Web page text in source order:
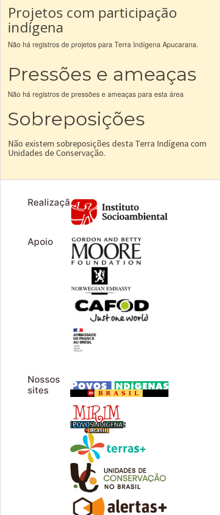
Projetos com participação
indígena
Não há registros de projetos para Terra Indígena Apucarana.
Pressões e ameaças
Não há registros de pressões e ameaças para esta área
Sobreposições
Não existem sobreposições desta Terra Indígena com
Unidades de Conservação.